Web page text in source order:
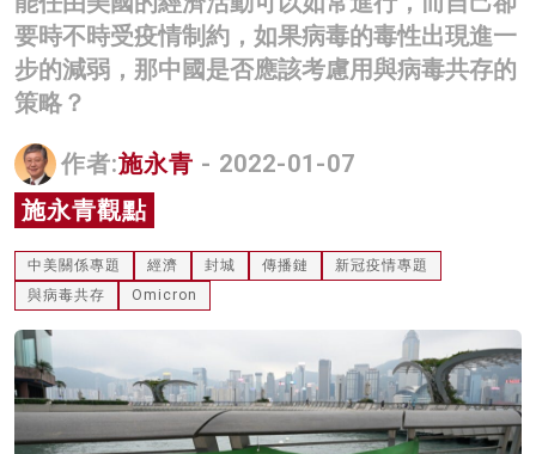
科技
影片
名家榜
灼見活動
要時不時受疫情制約，如果病毒的毒性出現進一
步的減弱，那中國是否應該考慮用與病毒共存的
策略？
作者:施永青 - 2022-01-07
施永青觀點
中美關係專題 經濟 封城 傳播鏈
新冠疫情專題
與病毒共存
Omicron